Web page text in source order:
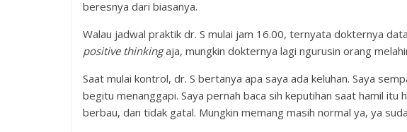
beresnya dari biasanya.
Walau jadwal praktik dr. S mulai jam 16.00, ternyata dokternya
positive thinkingaja, mungkin dokternya lagi ngurusin orang
Saat mulai kontrol, dr. S bertanya apa saya ada keluhan. Saya
begitu menanggapi. Saya pernah baca sih keputihan saat hamil
berbau, dan tidak gatal. Mungkin memang masih normal ya, ya